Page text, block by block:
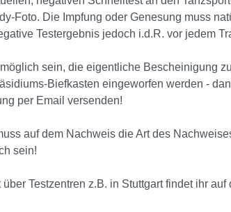
Foto. Die Impfung oder Genesung muss
Testergebnis jedoch i.d.R. vor jedem
sein, die eigentliche Bescheinigung
Biefkasten eingeworfen werden -
per Email versenden!
auf dem Nachweis die Art des
sein!
Testzentren z.B. in Stuttgart findet ihr